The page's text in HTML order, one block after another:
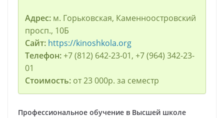
Адрес:м. Горьковская, Каменноостровский
просп., 10Б
Сайт: https://kinoshkola.org
Телефон:+7 (812) 642-23-01, +7 (964) 342-23-
01
Стоимость:от 23 000р. за семестр
Профессиональное обучение в Высшей школе